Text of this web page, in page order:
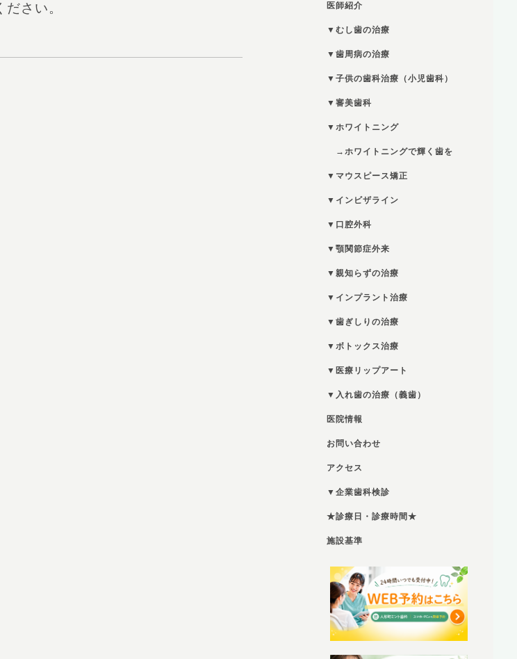
さい。
医師紹介
▼むし歯の治療
▼歯周病の治療
▼子供の歯科治療（小児歯科）
▼審美歯科
▼ホワイトニング
→ホワイトニングで輝く歯を
▼マウスピース矯正
▼インビザライン
▼口腔外科
▼顎関節症外来
▼親知らずの治療
▼インプラント治療
▼歯ぎしりの治療
▼ボトックス治療
▼医療リップアート
▼入れ歯の治療（義歯）
医院情報
お問い合わせ
アクセス
▼企業歯科検診
★診療日・診療時間★
施設基準